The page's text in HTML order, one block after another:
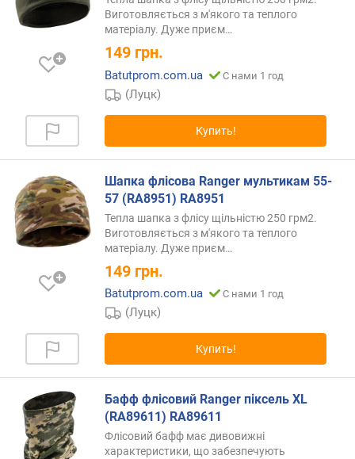
Виготовляється з м'якого та теплого
матеріалу. Дуже приєм…
149 грн.
Batutprom.com.ua С нами 1 год
(Луцк)
Купить!
Шапка флісова Ranger мультикам 55-
57 (RA8951) RA8951
Тепла шапка з флісу щільністю 250 грм2.
Виготовляється з м'якого та теплого
матеріалу. Дуже приєм…
149 грн.
Batutprom.com.ua С нами 1 год
(Луцк)
Купить!
Бафф флісовий Ranger піксель XL
(RA89611) RA89611
Флісовий бафф має дивовижні
характеристики, що забезпечують